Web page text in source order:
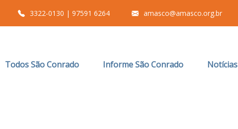
3322-0130 | 97591 6264 amasco@amasco.org.br
Todos São Conrado Informe São Conrado Notícias